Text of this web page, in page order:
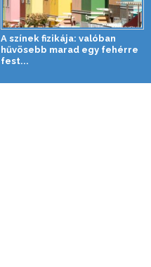
A színek fizikája: valóban
hűvösebb marad egy fehérre
fest...